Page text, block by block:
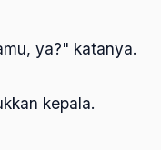
ya?" katanya.
kepala.